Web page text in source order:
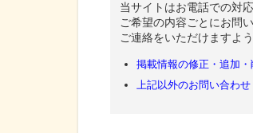
当サイトはお電話での対
ご希望の内容ごとにお問
ご連絡をいただけますよ
掲載情報の修正・追加
上記以外のお問い合わせ